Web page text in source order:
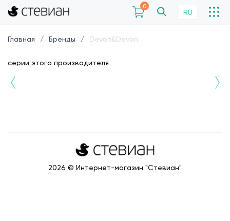
0
RU
Главная Бренды Devon&Devon
серии этого производителя
2026 © Интернет-магазин "Стевиан"